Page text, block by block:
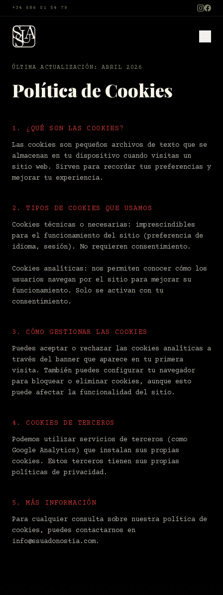
+34 686 01 54 79
ÚLTIMA ACTUALIZACIÓN: ABRIL 2026
Política de Cookies
1. ¿QUÉ SON LAS COOKIES?
Las cookies son pequeños archivos de texto que se
almacenan en tu dispositivo cuando visitas un
sitio web. Sirven para recordar tus preferencias y
mejorar tu experiencia.
2. TIPOS DE COOKIES QUE USAMOS
Cookies técnicas o necesarias: imprescindibles
para el funcionamiento del sitio (preferencia de
idioma, sesión). No requieren consentimiento.
Cookies analíticas: nos permiten conocer cómo los
usuarios navegan por el sitio para mejorar su
funcionamiento. Solo se activan con tu
consentimiento.
3. CÓMO GESTIONAR LAS COOKIES
Puedes aceptar o rechazar las cookies analíticas a
través del banner que aparece en tu primera
visita. También puedes configurar tu navegador
para bloquear o eliminar cookies, aunque esto
puede afectar la funcionalidad del sitio.
4. COOKIES DE TERCEROS
Podemos utilizar servicios de terceros (como
Google Analytics) que instalan sus propias
cookies. Estos terceros tienen sus propias
políticas de privacidad.
5. MÁS INFORMACIÓN
Para cualquier consulta sobre nuestra política de
cookies, puedes contactarnos en
info@ssuadonostia.com.